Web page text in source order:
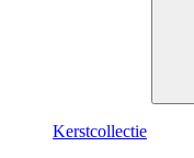
Kerstcollectie